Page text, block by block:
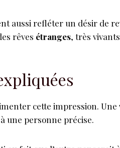
aussi refléter un désir de
rêves étranges, très
cette impression.
une personne précise.